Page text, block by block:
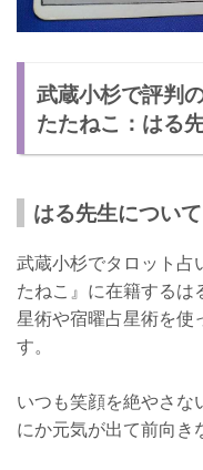
武蔵小杉で評判
たたねこ：はる先
はる先生について
武蔵小杉でタロット占
たねこ』に在籍する
星術や宿曜占星術を使
す。
いつも笑顔を絶やさな
にか元気が出て前向き